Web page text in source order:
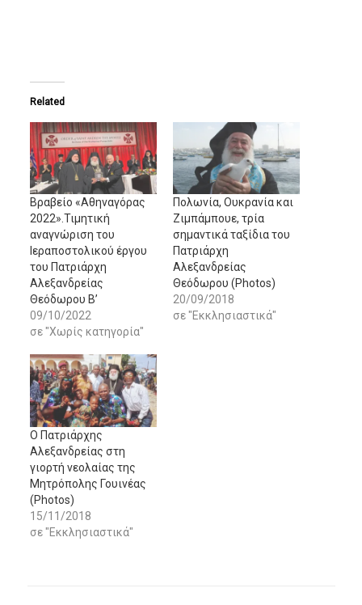
Related
Βραβείο «Αθηναγόρας
2022».Τιμητική
αναγνώριση του
Ιεραποστολικού έργου
του Πατριάρχη
Αλεξανδρείας
Θεόδωρου Β’
09/10/2022
σε "Χωρίς κατηγορία"
Πολωνία, Ουκρανία και
Ζιμπάμπουε, τρία
σημαντικά ταξίδια του
Πατριάρχη
Αλεξανδρείας
Θεόδωρου (Photos)
20/09/2018
σε "Εκκλησιαστικά"
Ο Πατριάρχης
Αλεξανδρείας στη
γιορτή νεολαίας της
Μητρόπολης Γουινέας
(Photos)
15/11/2018
σε "Εκκλησιαστικά"